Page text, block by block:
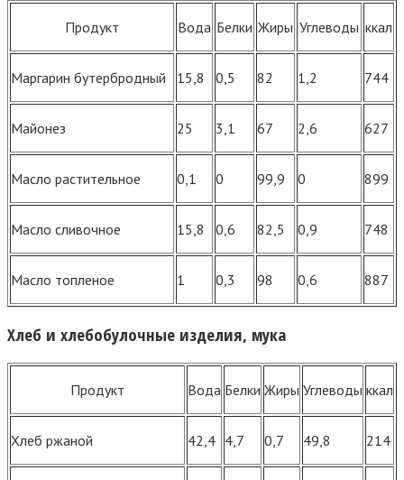
Продукт Вода Белки Жиры Углеводы ккал
Маргарин бутербродный 15,8 0,5 82 1,2 744
Майонез 25 3,1 67 2,6 627
Масло растительное 0,1 0 99,9 0 899
Масло сливочное 15,8 0,6 82,5 0,9 748
Масло топленое 1 0,3 98 0,6 887
Хлеб и хлебобулочные изделия, мука
Продукт Вода Белки Жиры Углеводы ккал
Хлеб ржаной 42,4 4,7 0,7 49,8 214